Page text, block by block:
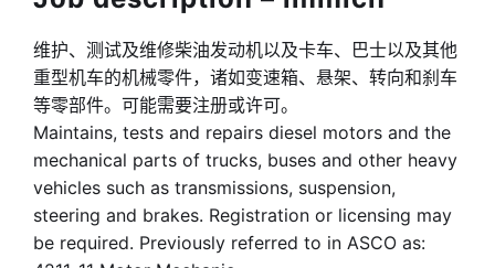
维护、测试及维修柴油发动机以及卡车、巴士以及其他
重型机车的机械零件，诸如变速箱、悬架、转向和刹车
等零部件。可能需要注册或许可。
Maintains, tests and repairs diesel motors and the
mechanical parts of trucks, buses and other heavy
vehicles such as transmissions, suspension,
steering and brakes. Registration or licensing may
be required. Previously referred to in ASCO as: